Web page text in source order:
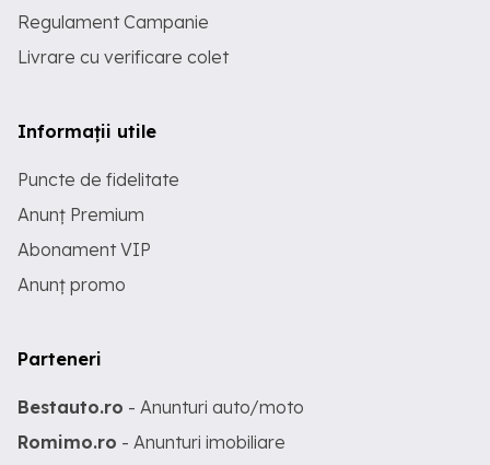
Regulament Campanie
Livrare cu verificare colet
Informații utile
Puncte de fidelitate
Anunț Premium
Abonament VIP
Anunț promo
Parteneri
Bestauto.ro - Anunturi auto/moto
Romimo.ro - Anunturi imobiliare